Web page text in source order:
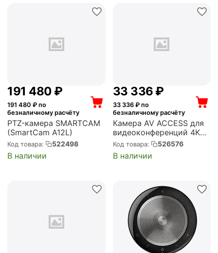
191 480 ₽
191 480 ₽ по
безналичному расчёту
PTZ-камера SMARTCAM
(SmartCam A12L)
Код товара: 522498
В наличии
33 336 ₽
33 336₽ по
безналичному расчёту
Камера AV ACCESS для
видеоконференций 4K
120°CMOS 1/1,8" ИИ
(BizEye 90)
Код товара: 526576
В наличии